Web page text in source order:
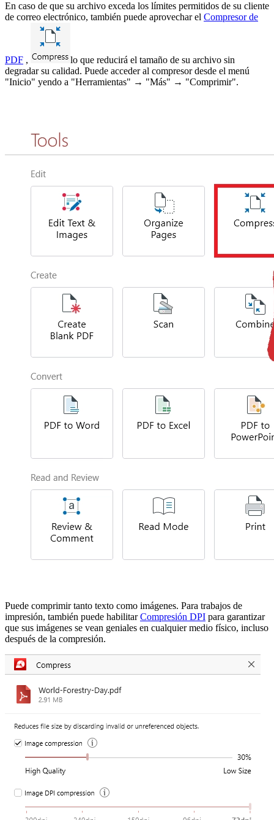
En caso de que su archivo exceda los límites permitidos de su cliente
de correo electrónico, también puede aprovechar el Compresor de
PDF ,
lo que reducirá el tamaño de su archivo sin
degradar su calidad. Puede acceder al compresor desde el menú
"Inicio" yendo a "Herramientas" → "Más" → "Comprimir".
Puede comprimir tanto texto como imágenes. Para trabajos de
impresión, también puede habilitarCompresión DPI para garantizar
que sus imágenes se vean geniales en cualquier medio físico, incluso
después de la compresión.